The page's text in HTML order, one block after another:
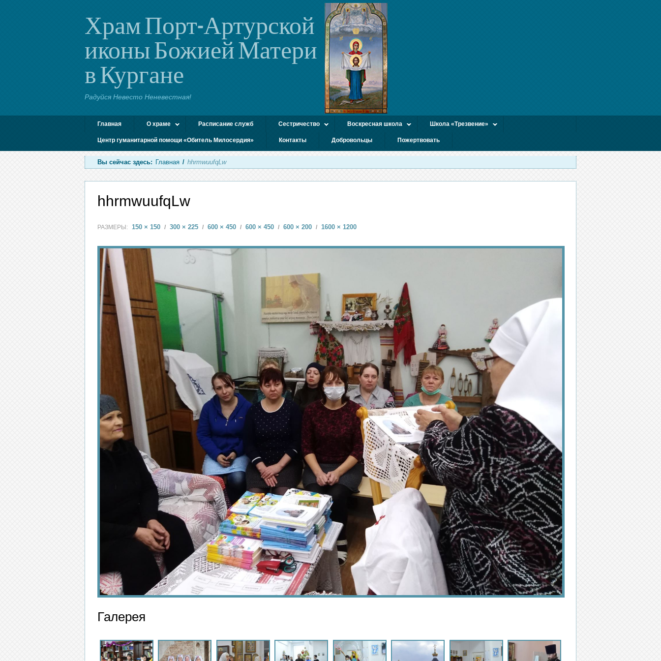
Храм Порт-Артурской
иконы Божией Матери
в Кургане
Радуйся Невесто Неневестная!
Главная О храме Расписание служб Сестричество Воскресная школа Школа «Трезвение»
Центр гуманитарной помощи «Обитель Милосердия» Контакты Добровольцы Пожертвовать
Вы сейчас здесь: Главная / hhrmwuufqLw
hhrmwuufqLw
РАЗМЕРЫ: 150 × 150 / 300 × 225 / 600 × 450 / 600 × 450 / 600 × 200 / 1600 × 1200
Галерея